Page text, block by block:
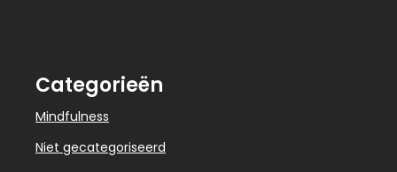
Categorieën
Mindfulness
Niet gecategoriseerd